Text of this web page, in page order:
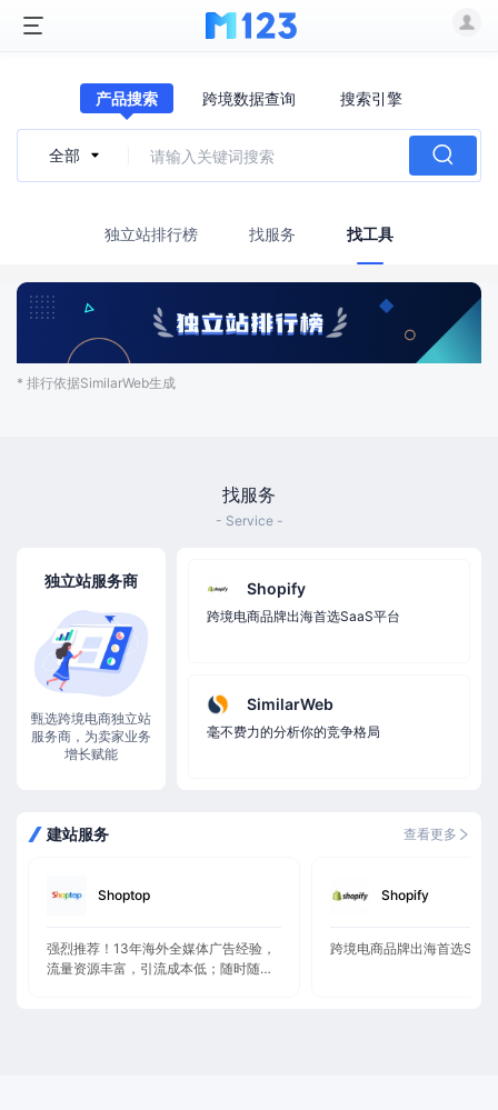
产品搜索 跨境数据查询 搜索引擎
全部 
独立站排行榜 找服务 找工具
* 排行依据SimilarWeb生成
找服务
- Service -
独立站服务商
甄选跨境电商独立站
服务商，为卖家业务
增长赋能
Shopify
跨境电商品牌出海首选SaaS平台
SimilarWeb
毫不费力的分析你的竞争格局
建站服务 查看更多
Shoptop
强烈推荐！13年海外全媒体广告经验，
流量资源丰富，引流成本低；随时随地
Shopify
跨境电商品牌出海首选